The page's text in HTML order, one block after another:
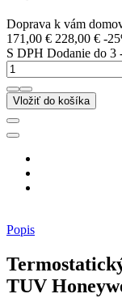
Doprava k vám
171,00 € 228,00 € -
S DPH Dodanie do 3
Vložiť do košíka
Popis
TUV